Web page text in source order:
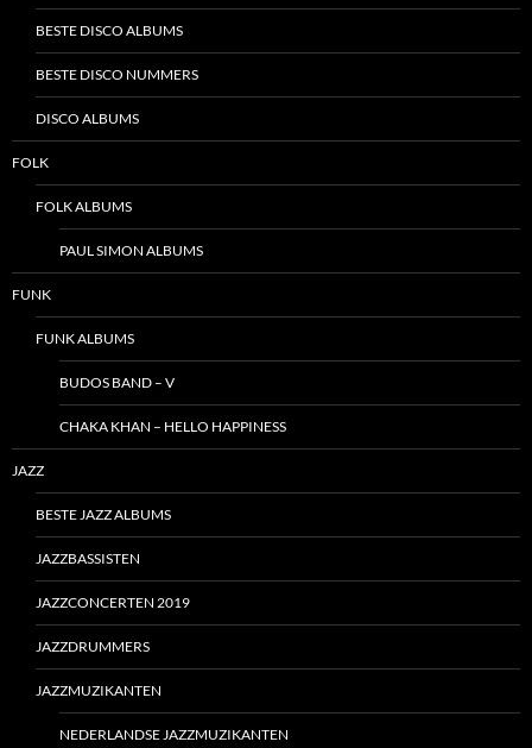
BESTE DISCO ALBUMS
BESTE DISCO NUMMERS
DISCO ALBUMS
FOLK
FOLK ALBUMS
PAUL SIMON ALBUMS
FUNK
FUNK ALBUMS
BUDOS BAND – V
CHAKA KHAN – HELLO HAPPINESS
JAZZ
BESTE JAZZ ALBUMS
JAZZBASSISTEN
JAZZCONCERTEN 2019
JAZZDRUMMERS
JAZZMUZIKANTEN
NEDERLANDSE JAZZMUZIKANTEN